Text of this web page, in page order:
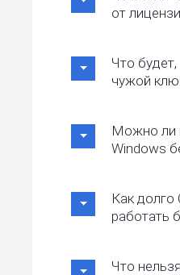
от
Что
чужой
Можно ли
Windows
Как долго
работать
Что